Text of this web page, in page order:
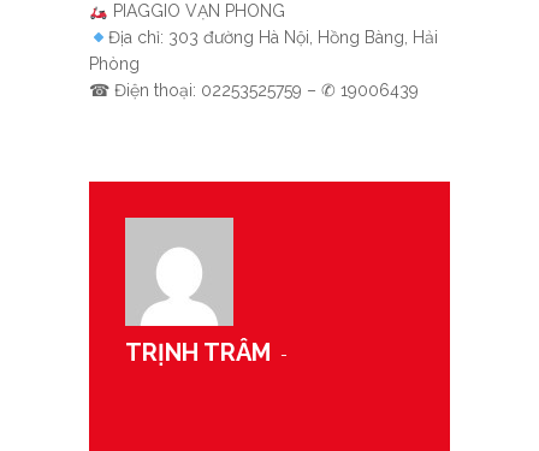
PIAGGIO VẠN PHONG
Địa chỉ: 303 đường Hà Nội, Hồng Bàng, Hải
Phòng
☎ Điện thoại: 02253525759 – ✆ 19006439
TRỊNH TRÂM -